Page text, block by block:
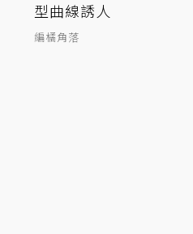
型曲線誘人
編橘角落